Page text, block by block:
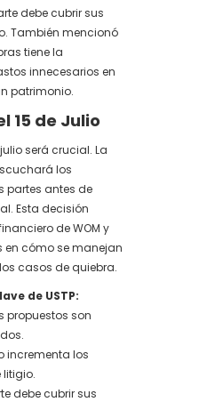
debe cubrir sus
También mencionó
tiene la
innecesarios en
patrimonio.
15 de Julio
será crucial. La
los
partes antes de
Esta decisión
de WOM y
en cómo se manejan
casos de quiebra.
de USTP:
propuestos son
incrementa los
litigio.
debe cubrir sus